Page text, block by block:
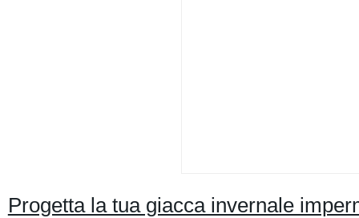
Progetta la tua giacca invernale